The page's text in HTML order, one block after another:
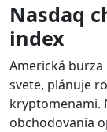
Nasdaq
index
Americká burza
svete, plánuje
kryptomenami.
obchodovania